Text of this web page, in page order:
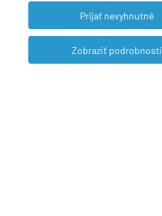
NEWSLETTER
Prijať nevyhnutné
Zobraziť podrobnosti